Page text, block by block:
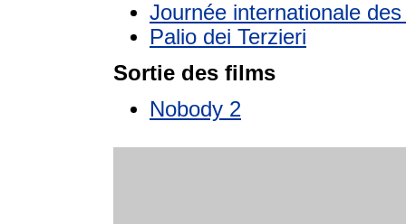
Journée internationale
Palio dei Terzieri
Sortie des films
Nobody 2